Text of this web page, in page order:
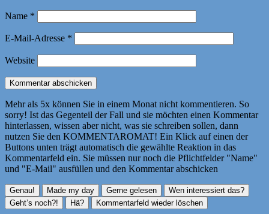
Name *
E-Mail-Adresse *
Website
Mehr als 5x können Sie in einem Monat nicht kommentieren. So
sorry! Ist das Gegenteil der Fall und sie möchten einen Kommentar
hinterlassen, wissen aber nicht, was sie schreiben sollen, dann
nutzen Sie den KOMMENTAROMAT! Ein Klick auf einen der
Buttons unten trägt automatisch die gewählte Reaktion in das
Kommentarfeld ein. Sie müssen nur noch die Pflichtfelder "Name"
und "E-Mail" ausfüllen und den Kommentar abschicken